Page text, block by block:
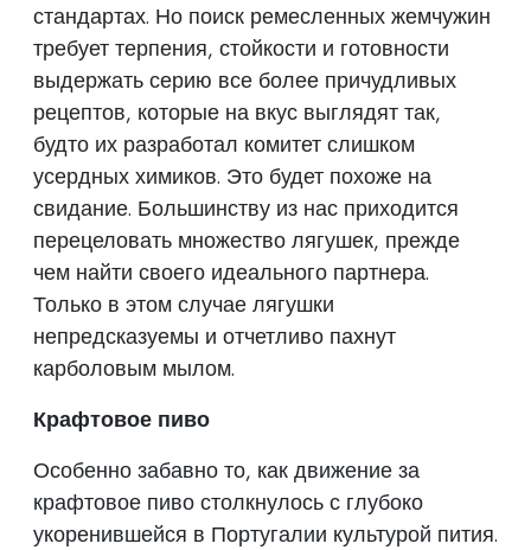
стандартах. Но поиск ремесленных жемчужин
требует терпения, стойкости и готовности
выдержать серию все более причудливых
рецептов, которые на вкус выглядят так,
будто их разработал комитет слишком
усердных химиков. Это будет похоже на
свидание. Большинству из нас приходится
перецеловать множество лягушек, прежде
чем найти своего идеального партнера.
Только в этом случае лягушки
непредсказуемы и отчетливо пахнут
карболовым мылом.
Крафтовое пиво
Особенно забавно то, как движение за
крафтовое пиво столкнулось с глубоко
укоренившейся в Португалии культурой пития.